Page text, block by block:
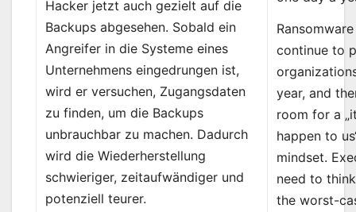
Hacker jetzt auch gezielt auf die
Backups abgesehen. Sobald ein
Angreifer in die Systeme eines
Unternehmens eingedrungen ist,
wird er versuchen, Zugangsdaten
zu finden, um die Backups
unbrauchbar zu machen. Dadurch
wird die Wiederherstellung
schwieriger, zeitaufwändiger und
potenziell teurer.
continue to
year, and
room for a
happen to
mindset.
need to
the worst-